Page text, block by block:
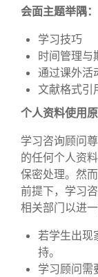
会面主题举隅：
学习技巧
时间管理与
通过课外活
文献格式引
个人资料使用原
学习咨询顾问
的任何个人资
保密处理。然
前提下，学习
相关部门以进一
若学生出现
持。
学习顾问需